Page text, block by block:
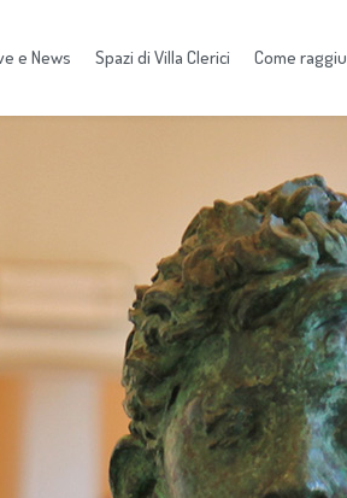
e News Spazi di Villa Clerici Come